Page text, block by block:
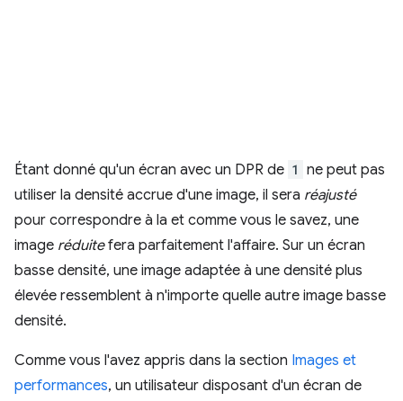
Étant donné qu'un écran avec un DPR de 1 ne peut pas
utiliser la densité accrue d'une image, il sera réajusté
pour correspondre à la et comme vous le savez, une
image réduitefera parfaitement l'affaire. Sur un écran
basse densité, une image adaptée à une densité plus
élevée ressemblent à n'importe quelle autre image basse
densité.
Comme vous l'avez appris dans la section Images et
performances, un utilisateur disposant d'un écran de